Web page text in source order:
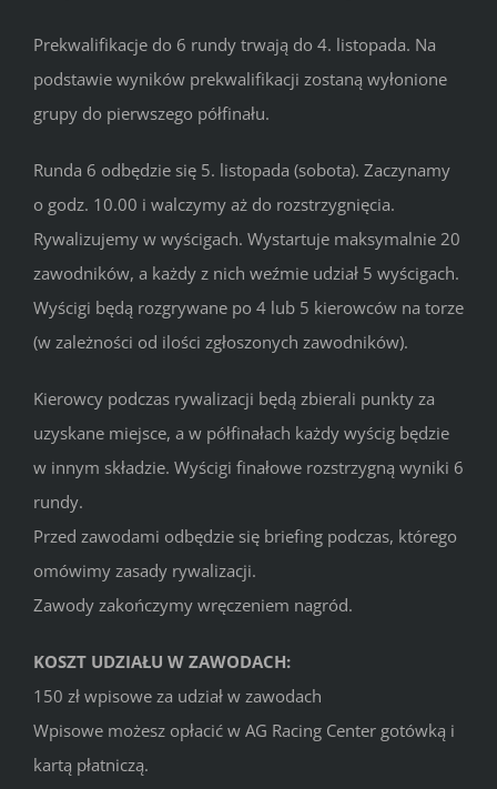
Prekwalifikacje do 6 rundy trwają do 4. listopada. Na
podstawie wyników prekwalifikacji zostaną wyłonione
grupy do pierwszego półfinału.
Runda 6 odbędzie się 5. listopada (sobota). Zaczynamy
o godz. 10.00 i walczymy aż do rozstrzygnięcia.
Rywalizujemy w wyścigach. Wystartuje maksymalnie 20
zawodników, a każdy z nich weźmie udział 5 wyścigach.
Wyścigi będą rozgrywane po 4 lub 5 kierowców na torze
(w zależności od ilości zgłoszonych zawodników).
Kierowcy podczas rywalizacji będą zbierali punkty za
uzyskane miejsce, a w półfinałach każdy wyścig będzie
w innym składzie. Wyścigi finałowe rozstrzygną wyniki 6
rundy.
Przed zawodami odbędzie się briefing podczas, którego
omówimy zasady rywalizacji.
Zawody zakończymy wręczeniem nagród.
KOSZT UDZIAŁU W ZAWODACH:
150 zł wpisowe za udział w zawodach
Wpisowe możesz opłacić w AG Racing Center gotówką i
kartą płatniczą.